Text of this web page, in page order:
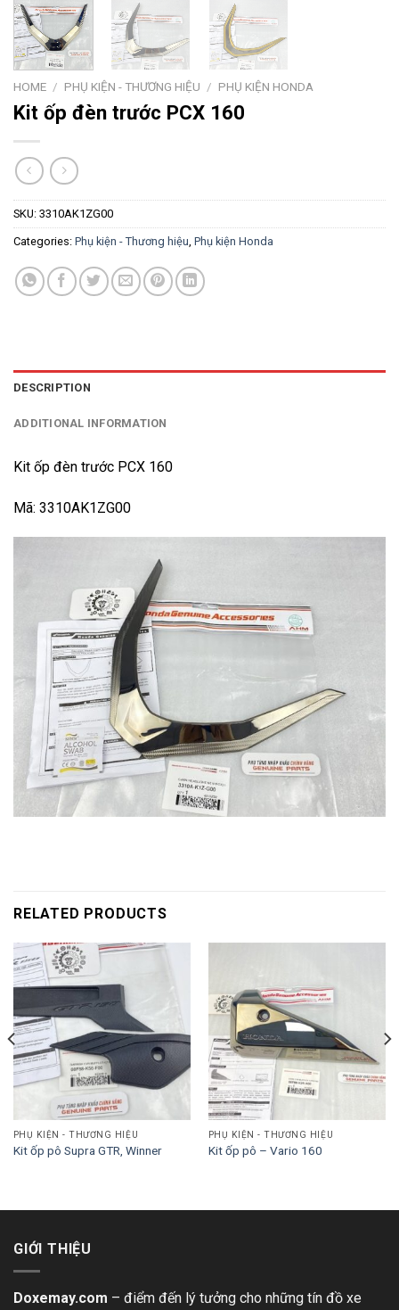
HOME / PHỤ KIỆN - THƯƠNG HIỆU / PHỤ KIỆN HONDA
Kit ốp đèn trước PCX 160
SKU: 3310AK1ZG00
Categories: Phụ kiện - Thương hiệu Phụ kiện Honda
DESCRIPTION
ADDITIONAL INFORMATION
Kit ốp đèn trước PCX 160
Mã: 3310AK1ZG00
RELATED PRODUCTS
PHỤ KIỆN - THƯƠNG HIỆU
Kit ốp pô Supra GTR, Winner
PHỤ KIỆN - THƯƠNG HIỆU
Kit ốp pô – Vario 160
GIỚI THIỆU
Doxemay.com – điểm đến lý tưởng cho những tín đồ xe